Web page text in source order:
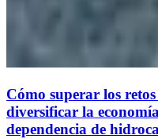
Cómo superar los
diversificar la
dependencia de